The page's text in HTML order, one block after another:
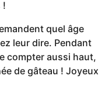
!
quel âge
leur dire. Pendant
compter aussi haut,
de gâteau ! Joyeux